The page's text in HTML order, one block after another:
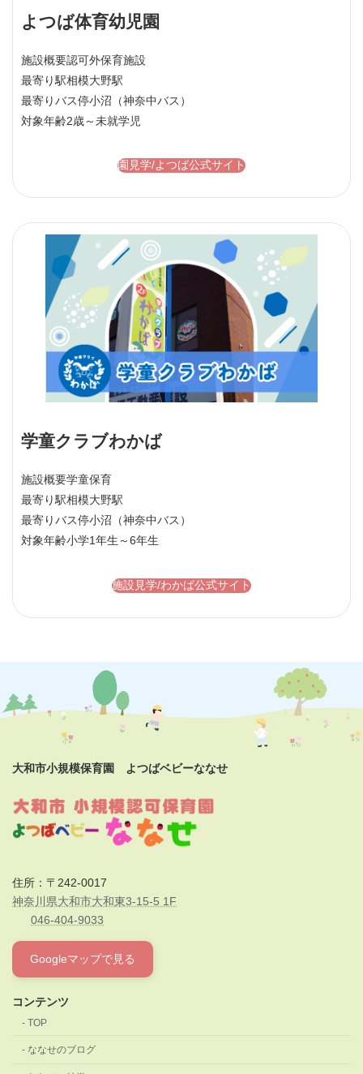
よつば体育幼児園
施設概要認可外保育施設
最寄り駅相模大野駅
最寄りバス停小沼（神奈中バス）
対象年齢2歳～未就学児
園見学/よつば公式サイト
学童クラブわかば
施設概要学童保育
最寄り駅相模大野駅
最寄りバス停小沼（神奈中バス）
対象年齢小学1年生～6年生
施設見学/わかば公式サイト
大和市小規模保育園 よつばベビーななせ
住所：〒242-0017
神奈川県大和市大和東3-15-5 1F
046-404-9033
Googleマップで見る
コンテンツ
TOP
ななせのブログ